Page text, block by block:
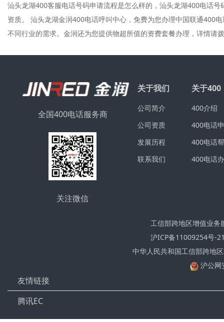
汕头龙湖400客服电话号码申请流程是怎么样的，汕头龙湖400电话
资质。 汕头龙湖金润400电话呼叫中心，免费为您办理中国联通400
不同行业的需求。金润还为您提供物超所值的资费套餐办理，详情请
全国400电话服务商
关注微信
关于我们
公司简介
公司资质
发展历程
联系我们
关于400
400介绍
400电话
400电话
400电话
工信部跨地区增值业
沪ICP备11009254号-
中华人民共和国工信部跨地
沪公网
友情链接
腾讯EC